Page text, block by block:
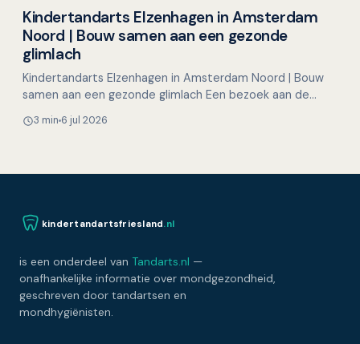
Overig nieuws
Kindertandarts Elzenhagen in Amsterdam
Noord | Bouw samen aan een gezonde
glimlach
Kindertandarts Elzenhagen in Amsterdam Noord | Bouw
samen aan een gezonde glimlach Een bezoek aan de
zijn…
3 min 6 jul 2026
kindertandartsfriesland.nl
is een onderdeel van Tandarts.nl —
onafhankelijke informatie over mondgezondheid,
geschreven door tandartsen en
mondhygiënisten.